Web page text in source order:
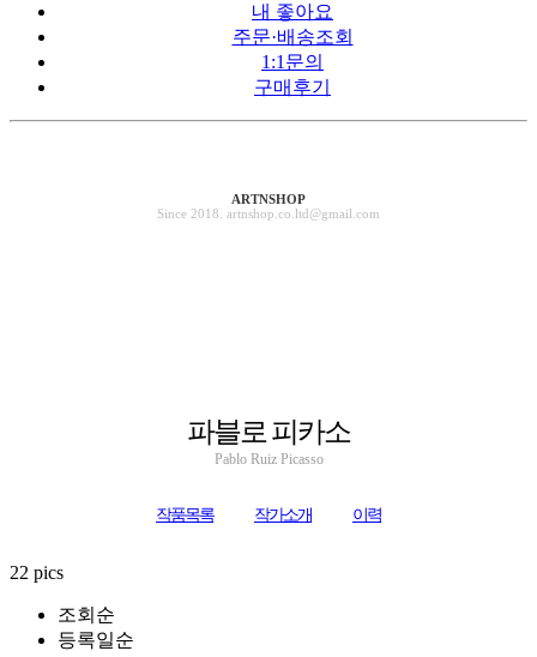
내 좋아요
주문·배송조회
1:1문의
구매후기
ARTNSHOP
Since 2018. artnshop.co.ltd@gmail.com
파블로 피카소
Pablo Ruiz Picasso
작품목록 작가소개 이력
22 pics
조회순
등록일순